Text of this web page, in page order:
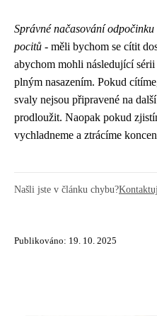
Správné načasování
pocitů - měli bychom se cítit
abychom mohli následující
plným nasazením. Pokud
svaly nejsou připravené na
prodloužit. Naopak pokud
vychladneme a ztrácíme
Našli jste v článku chybu?
Publikováno: 19. 10. 2025